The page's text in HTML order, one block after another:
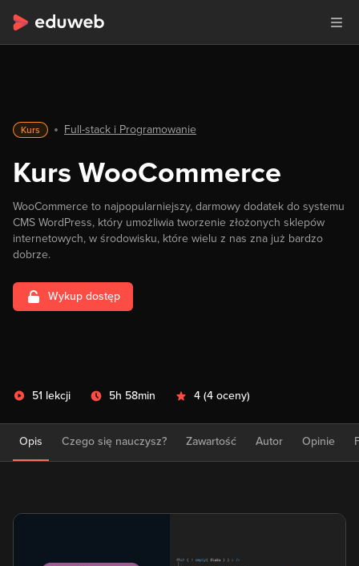
Kurs Full-stack i Programowanie
Kurs WooCommerce
WooCommerce to najpopularniejszy, darmowy dodatek do systemu
CMS WordPress, który umożliwia tworzenie złożonych sklepów
internetowych, w środowisku, które wielu z nas zna już bardzo
dobrze.
Wykup dostęp
51 lekcji 5h 58min 4 (4 oceny)
Opis Czego się nauczysz? Zawartość Autor Opinie